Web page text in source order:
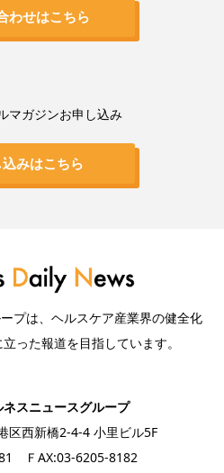
わせはこちら
マガジンお申し込み
みはこちら
プは、ヘルスケア産業界の健全化
った報道を目指しています。
スニュースグループ
区西新橋2-4-4 小里ビル5F
ＦAX:03-6205-8182